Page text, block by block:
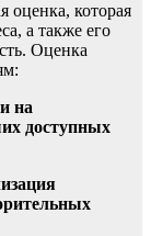
оценка, которая
а также его
Оценка
на
доступных